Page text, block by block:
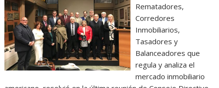
Rematadores,
Corredores
Inmobiliarios,
Tasadores y
Balanceadores que
regula y analiza el
mercado inmobiliario